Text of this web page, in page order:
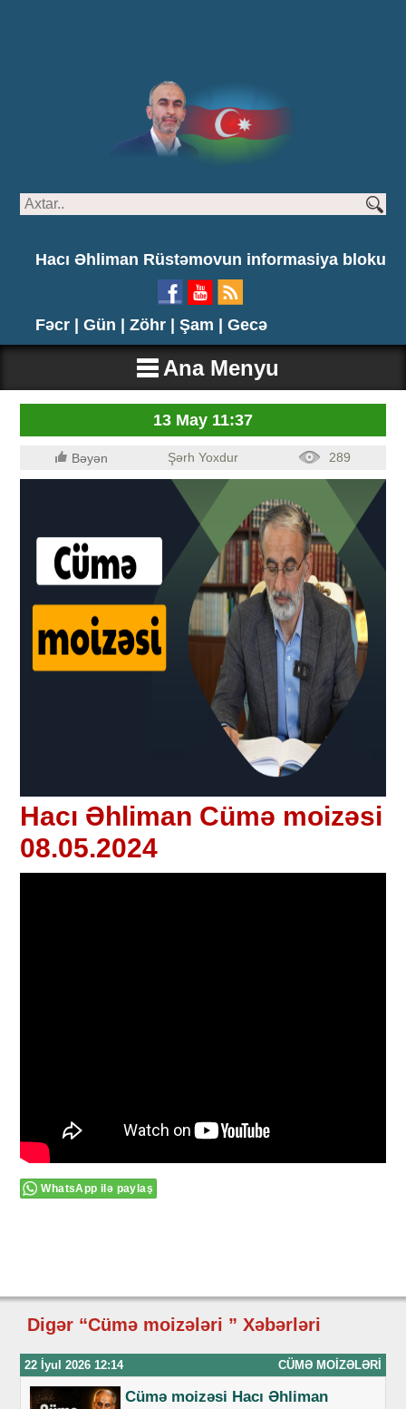
Hacı Əhliman Rüstəmovun informasiya bloku
Fəcr | Gün | Zöhr | Şam | Gecə
Ana Menyu
13 May 11:37
Bəyən Şərh Yoxdur 289
Hacı Əhliman Cümə moizəsi
08.05.2024
WhatsApp ilə paylaş
Digər “Cümə moizələri ” Xəbərləri
22 İyul 2026 12:14 CÜMƏ MOIZƏLƏRI
Cümə moizəsi Hacı Əhliman